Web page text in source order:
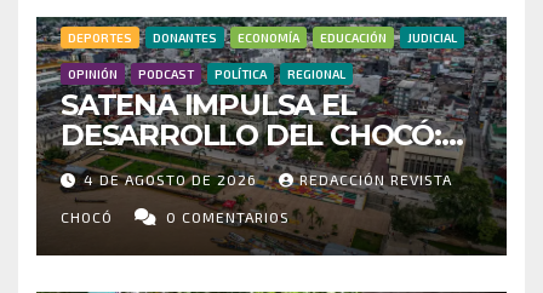
DEPORTES DONANTES ECONOMÍA EDUCACIÓN JUDICIAL
OPINIÓN PODCAST POLÍTICA REGIONAL
SATENA IMPULSA EL
DESARROLLO DEL CHOCÓ:
MÁS DE 35 MIL PASAJEROS
MOVILIZADOS Y NUEVAS
RUTAS FORTALECEN LA
CONECTIVIDAD
4 DE AGOSTO DE 2026 REDACCIÓN REVISTA
CHOCÓ 0 COMENTARIOS